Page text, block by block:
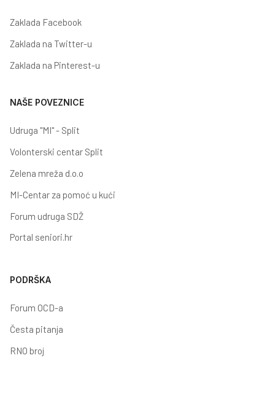
Zaklada Facebook
Zaklada na Twitter-u
Zaklada na Pinterest-u
NAŠE POVEZNICE
Udruga "MI" - Split
Volonterski centar Split
Zelena mreža d.o.o
MI-Centar za pomoć u kući
Forum udruga SDŽ
Portal seniori.hr
PODRŠKA
Forum OCD-a
Česta pitanja
RNO broj